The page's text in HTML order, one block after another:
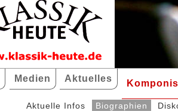
Medien Aktuelles
Aktuelle Infos Biographien